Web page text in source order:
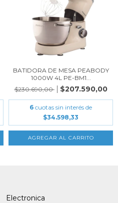
BATIDORA DE MESA PEABODY
1000W 4L PE-BM1...
$230.690,00
$207.590,00
6 cuotas sin interés de
$34.598,33
Electronica